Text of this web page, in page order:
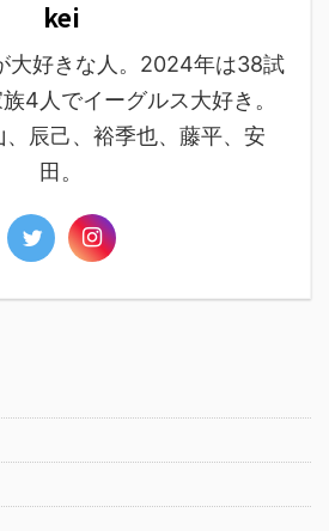
kei
大好きな人。2024年は38試
4人でイーグルス大好き。
辰己、裕季也、藤平、安
田。